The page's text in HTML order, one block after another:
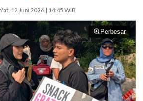
12 Juni 2026 | 14:45 WIB
Perbesar